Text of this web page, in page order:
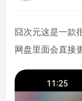
囧次元这是一款
网盘里面会直接